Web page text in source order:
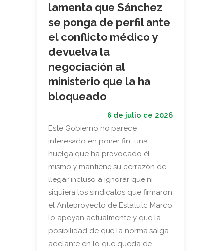
lamenta que Sánchez
se ponga de perfil ante
el conflicto médico y
devuelva la
negociación al
ministerio que la ha
bloqueado
6 de julio de 2026
Este Gobierno no parece
interesado en poner fin una
huelga que ha provocado él
mismo y mantiene su cerrazón de
llegar incluso a ignorar que ni
siquiera los sindicatos que firmaron
el Anteproyecto de Estatuto Marco
lo apoyan actualmente y que la
posibilidad de que la norma salga
adelante en lo que queda de